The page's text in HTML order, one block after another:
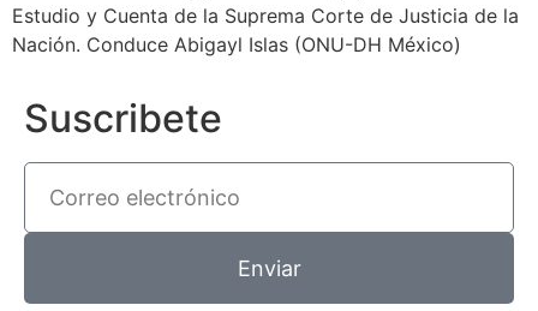
Estudio y Cuenta de la Suprema Corte de Justicia de la
Nación. Conduce Abigayl Islas (ONU-DH México)
Suscribete
Enviar